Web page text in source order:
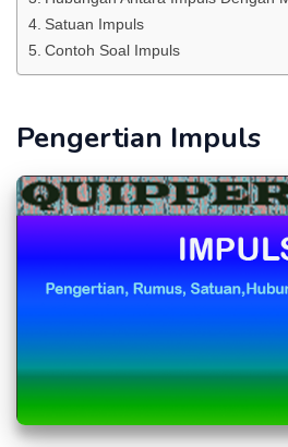
Satuan Impuls
Contoh Soal Impuls
Pengertian Impuls